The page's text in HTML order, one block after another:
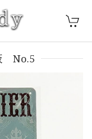
No.5